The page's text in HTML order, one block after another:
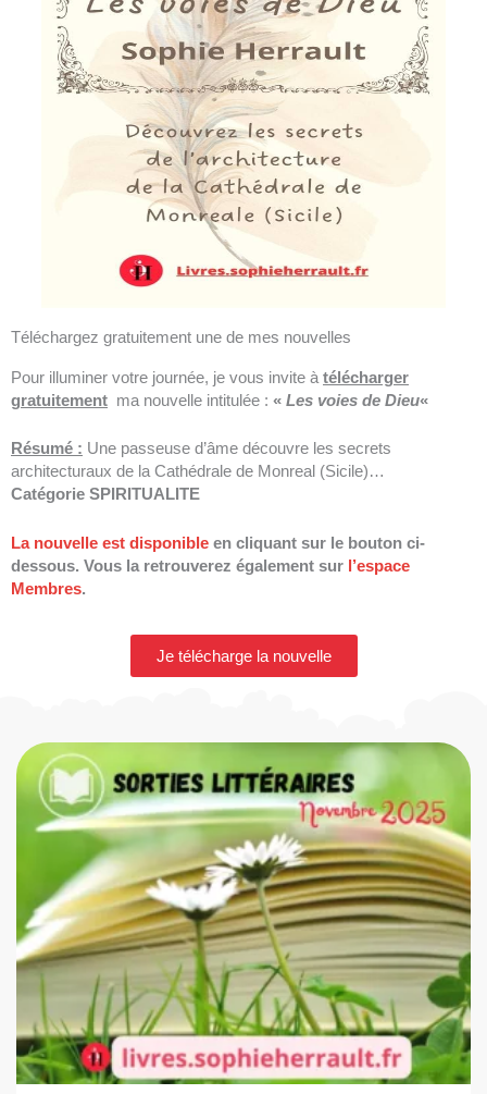
Téléchargez gratuitement une de mes nouvelles
Pour illuminer votre journée, je vous invite à télécharger
gratuitement ma nouvelle intitulée : « Les voies de Dieu«
Résumé : Une passeuse d’âme découvre les secrets
architecturaux de la Cathédrale de Monreal (Sicile)…
Catégorie SPIRITUALITE
La nouvelle est disponible en cliquant sur le bouton ci-
dessous. Vous la retrouverez également sur l’espace
Membres.
Je télécharge la nouvelle
a
g
e
a
g
e
a
g
e
a
g
e
a
g
e